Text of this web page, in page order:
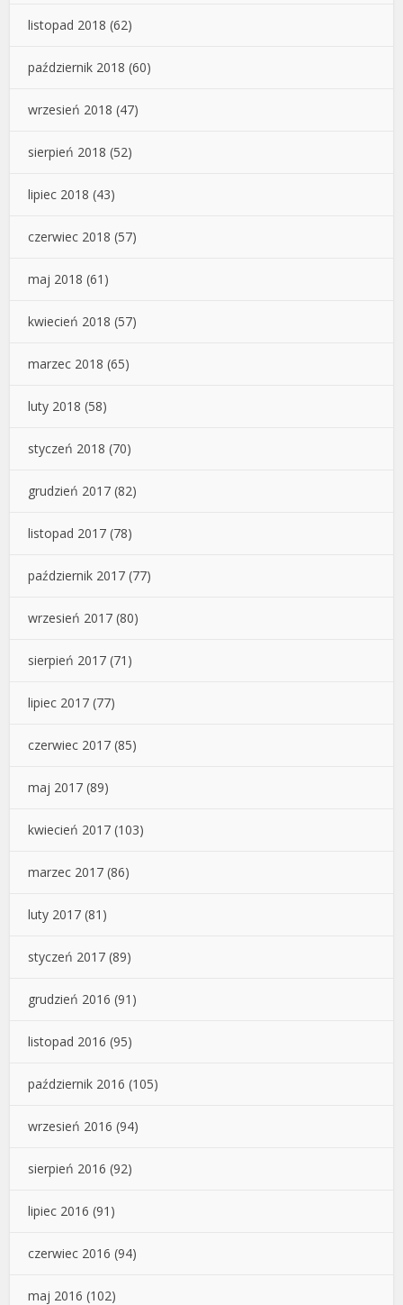
listopad 2018 (62)
październik 2018 (60)
wrzesień 2018 (47)
sierpień 2018 (52)
lipiec 2018 (43)
czerwiec 2018 (57)
maj 2018 (61)
kwiecień 2018 (57)
marzec 2018 (65)
luty 2018 (58)
styczeń 2018 (70)
grudzień 2017 (82)
listopad 2017 (78)
październik 2017 (77)
wrzesień 2017 (80)
sierpień 2017 (71)
lipiec 2017 (77)
czerwiec 2017 (85)
maj 2017 (89)
kwiecień 2017 (103)
marzec 2017 (86)
luty 2017 (81)
styczeń 2017 (89)
grudzień 2016 (91)
listopad 2016 (95)
październik 2016 (105)
wrzesień 2016 (94)
sierpień 2016 (92)
lipiec 2016 (91)
czerwiec 2016 (94)
maj 2016 (102)